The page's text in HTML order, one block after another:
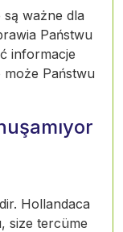
ważne dla
Państwu
informacje
Państwu
Hollandaca
size tercüme